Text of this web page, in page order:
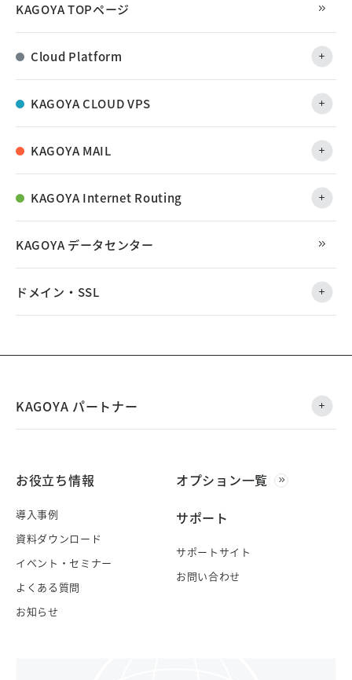
KAGOYA TOPページ
Cloud Platform
KAGOYA CLOUD VPS
KAGOYA MAIL
KAGOYA Internet Routing
KAGOYA データセンター
ドメイン・SSL
KAGOYA パートナー
お役立ち情報
導入事例
資料ダウンロード
イベント・セミナー
よくある質問
お知らせ
オプション一覧
サポート
サポートサイト
お問い合わせ